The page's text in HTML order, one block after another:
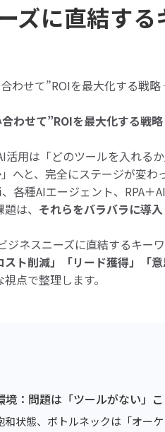
ズに直結す
合わせて”ROIを最大化する戦
合わせて”ROIを最大化する
活用は「どのツールを入れる
へと、完全にステージが変わ
各種AIエージェント、RPA＋
は、 それらをバラバラに導
ネスニーズに直結するキーワ
ト削減」「リード獲得」「
点で整理します。
境：問題は「ツールがない」
状態、ボトルネックは「オーケ